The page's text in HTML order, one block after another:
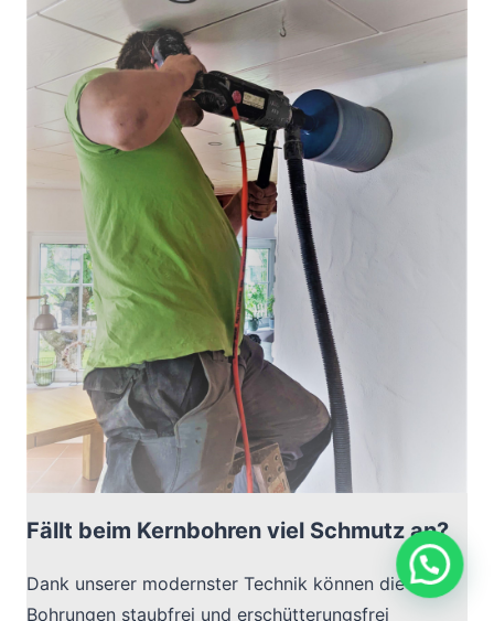
Fällt beim Kernbohren viel Schmutz an?
Dank unserer modernster Technik können die
Bohrungen staubfrei und erschütterungsfrei